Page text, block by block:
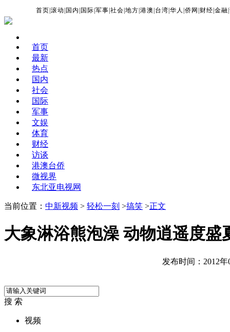
首页 |滚动 国内 国际 |军事 |社会 |地方 |港澳 台湾 |华人 |侨网 财经 |金融 |
首页
最新
热点
国内
社会
国际
军事
文娱
体育
财经
访谈
港澳台侨
微视界
东北亚电视网
当前位置： 中新视频 > 轻松一刻 >搞笑 >正文
大象淋浴熊泡澡 动物逍遥度盛
发布时间：2012年
搜 索
视频